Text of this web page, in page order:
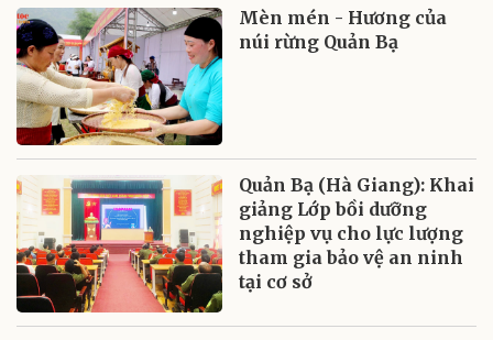
Mèn mén - Hương của
núi rừng Quản Bạ
Quản Bạ (Hà Giang): Khai
giảng Lớp bồi dưỡng
nghiệp vụ cho lực lượng
tham gia bảo vệ an ninh
tại cơ sở